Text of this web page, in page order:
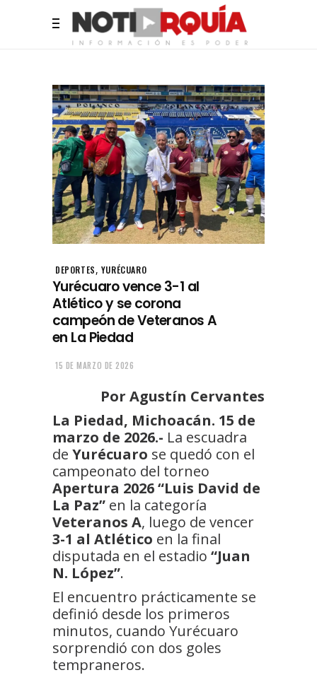
DEPORTES, YURÉCUARO
Yurécuaro vence 3-1 al
Atlético y se corona
campeón de Veteranos A
en La Piedad
15 DE MARZO DE 2026
Por Agustín Cervantes
La Piedad, Michoacán. 15 de
marzo de 2026.- La escuadra
de Yurécuaro se quedó con el
campeonato del torneo
Apertura 2026 “Luis David de
La Paz” en la categoría
Veteranos A, luego de vencer
3-1 al Atlético en la final
disputada en el estadio “Juan
N. López”.
El encuentro prácticamente se
definió desde los primeros
minutos, cuando Yurécuaro
sorprendió con dos goles
tempraneros.